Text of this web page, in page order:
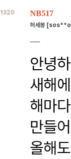
1320 NB517
허세봉
안녕
새해
해마
만들
올해